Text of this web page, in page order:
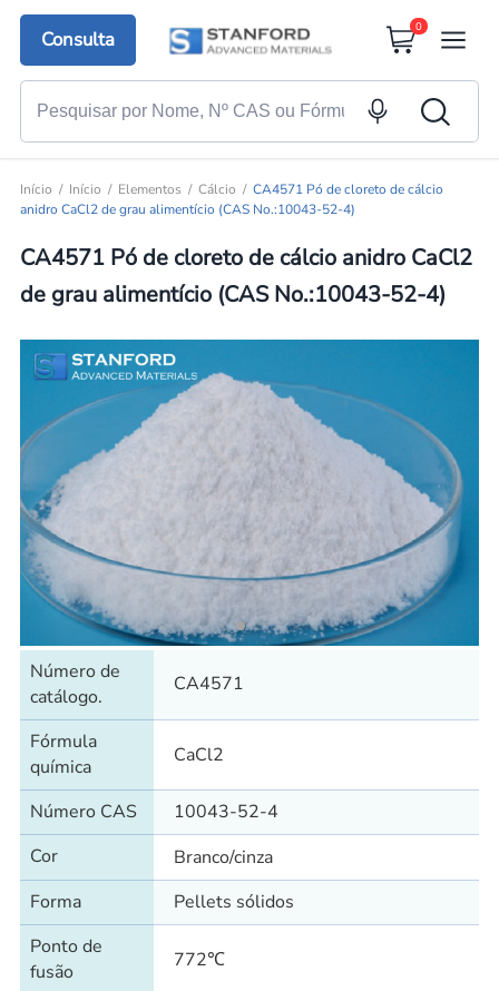
Consulta
0
Início Início Elementos Cálcio
CA4571 Pó de cloreto de cálcio
anidro CaCl2 de grau alimentício (CAS No.:10043-52-4)
CA4571 Pó de cloreto de cálcio anidro CaCl2
de grau alimentício (CAS No.:10043-52-4)
Número de
catálogo.
CA4571
Fórmula
química
CaCl2
Número CAS
10043-52-4
Cor
Branco/cinza
Forma
Pellets sólidos
Ponto de
fusão
772℃